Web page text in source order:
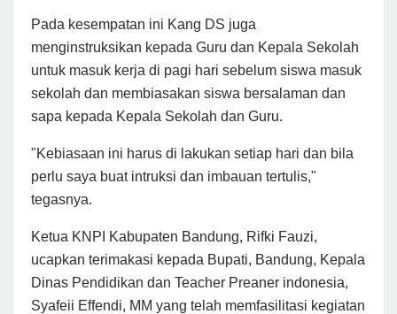
Pada kesempatan ini Kang DS juga
menginstruksikan kepada Guru dan Kepala Sekolah
untuk masuk kerja di pagi hari sebelum siswa masuk
sekolah dan membiasakan siswa bersalaman dan
sapa kepada Kepala Sekolah dan Guru.
"Kebiasaan ini harus di lakukan setiap hari dan bila
perlu saya buat intruksi dan imbauan tertulis,"
tegasnya.
Ketua KNPI Kabupaten Bandung, Rifki Fauzi,
ucapkan terimakasi kepada Bupati, Bandung, Kepala
Dinas Pendidikan dan Teacher Preaner indonesia,
Syafeii Effendi, MM yang telah memfasilitasi kegiatan